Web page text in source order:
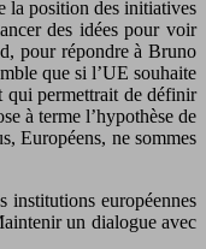
la position des initiatives
des idées pour voir
pour répondre à Bruno
que si l’UE souhaite
qui permettrait de définir
à terme l’hypothèse de
Européens, ne sommes
institutions européennes
un dialogue avec